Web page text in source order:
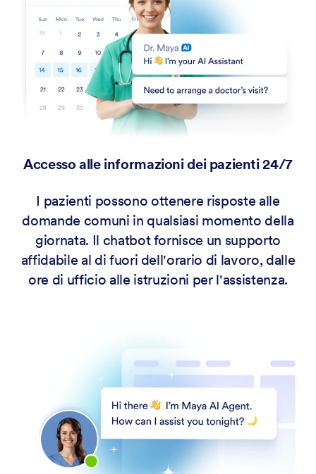
Accesso alle informazioni dei pazienti 24/7
I pazienti possono ottenere risposte alle
domande comuni in qualsiasi momento della
giornata. Il chatbot fornisce un supporto
affidabile al di fuori dell'orario di lavoro, dalle
ore di ufficio alle istruzioni per l'assistenza.